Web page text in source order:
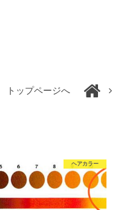
トップページへ
ヘアカラー